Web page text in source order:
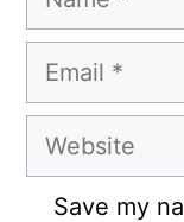
Email
Website
Save my